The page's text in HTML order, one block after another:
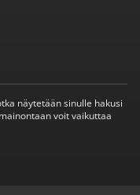
näytetään sinulle hakusi
voit vaikuttaa